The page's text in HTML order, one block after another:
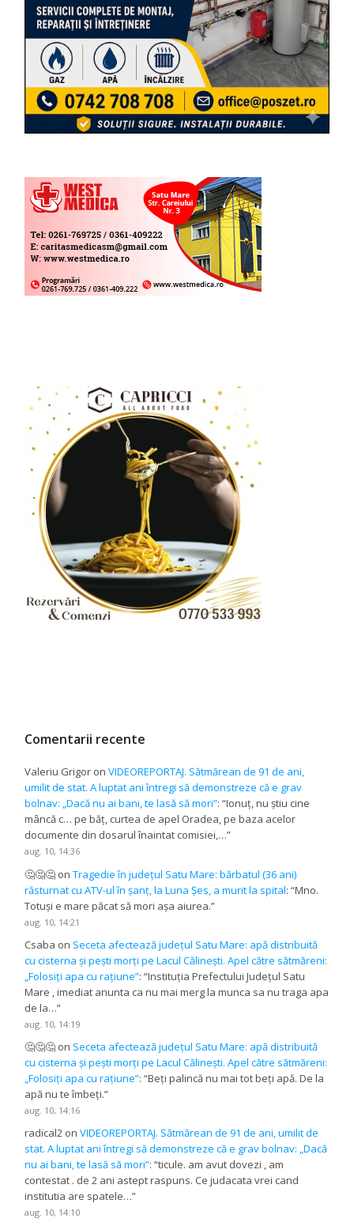
Comentarii recente
Valeriu Grigor onVIDEOREPORTAJ. Sătmărean de 91 de ani,
umilit de stat. A luptat ani întregi să demonstreze că e grav
bolnav: „Dacă nu ai bani, te lasă să mori”: “Ionuț, nu știu cine
mâncă c… pe băț, curtea de apel Oradea, pe baza acelor
documente din dosarul înaintat comisiei,…”
aug. 10, 14:36
🤔🤔🤔 onTragedie în județul Satu Mare: bărbatul (36 ani)
răsturnat cu ATV-ul în șanț, la Luna Șes, a murit la spital: “Mno.
Totuși e mare păcat să mori așa aiurea.”
aug. 10, 14:21
Csaba on Seceta afectează județul Satu Mare: apă distribuită
cu cisterna și pești morți pe Lacul Călinești. Apel către sătmăreni:
„Folosiți apa cu rațiune”: “Instituția Prefectului Județul Satu
Mare , imediat anunta ca nu mai merg la munca sa nu traga apa
de la…”
aug. 10, 14:19
🤔🤔🤔 on Seceta afectează județul Satu Mare: apă distribuită
cu cisterna și pești morți pe Lacul Călinești. Apel către sătmăreni:
„Folosiți apa cu rațiune”: “Beți palincă nu mai tot beți apă. De la
apă nu te îmbeți.”
aug. 10, 14:16
radical2 onVIDEOREPORTAJ. Sătmărean de 91 de ani, umilit de
stat. A luptat ani întregi să demonstreze că e grav bolnav: „Dacă
nu ai bani, te lasă să mori”: “ticule. am avut dovezi , am
contestat . de 2 ani astept raspuns. Ce judacata vrei cand
institutia are spatele…”
aug. 10, 14:10